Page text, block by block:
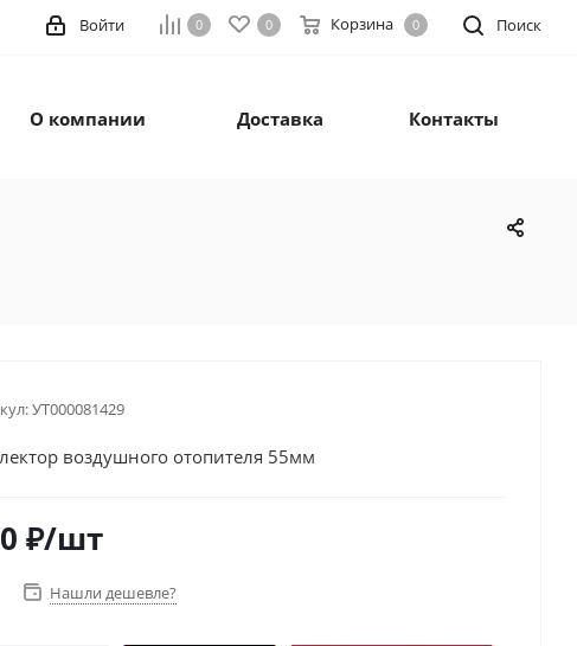
Поиск
0 0 Корзина 0
Войти
О компании Доставка Контакты
УТ000081429
воздушного отопителя 55мм
₽/шт
Нашли дешевле?